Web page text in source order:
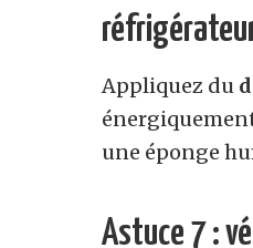
Appliquez du
une éponge
Astuce 7 :